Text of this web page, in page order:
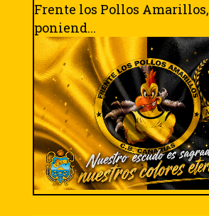
Frente los Pollos Amarillos,
poniend...